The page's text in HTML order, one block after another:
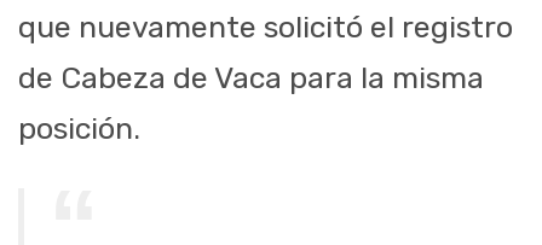
que nuevamente solicitó el registro
de Cabeza de Vaca para la misma
posición.